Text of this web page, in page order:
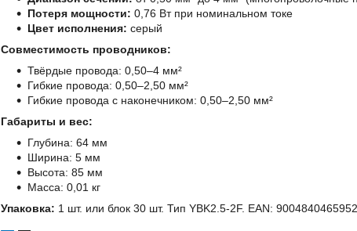
Потеря мощности: 0,76 Вт при номинальном токе
Цвет исполнения: серый
Совместимость проводников:
Твёрдые провода: 0,50–4 мм²
Гибкие провода: 0,50–2,50 мм²
Гибкие провода с наконечником: 0,50–2,50 мм²
Габариты и вес:
Глубина: 64 мм
Ширина: 5 мм
Высота: 85 мм
Масса: 0,01 кг
Упаковка: 1 шт. или блок 30 шт. Тип YBK2.5-2F. EAN: 9004840465952.